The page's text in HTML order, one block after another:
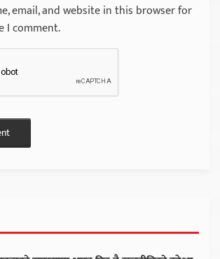
email, and website in this browser for
I comment.